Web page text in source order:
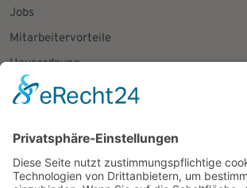
Jobs
Mitarbeitervorteile
Hausordnung
Fundsachen
Social Media